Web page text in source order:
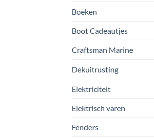
Boeken
Boot Cadeautjes
Craftsman Marine
Dekuitrusting
Elektriciteit
Elektrisch varen
Fenders